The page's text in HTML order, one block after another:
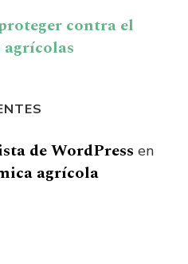
contra el
de WordPress en
agrícola